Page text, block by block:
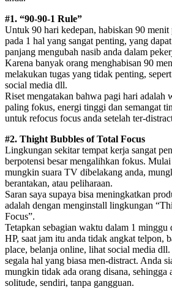
#1. “90-90-1 Rule”
Untuk 90 hari kedepan, habiskan 90 menit
pada 1 hal yang sangat penting, yang
panjang mengubah nasib anda dalam
Karena banyak orang menghabisan 90
melakukan tugas yang tidak penting,
social media dll.
Riset mengatakan bahwa pagi hari adalah
paling fokus, energi tinggi dan semangat
untuk refocus focus anda setelah ter-
#2. Thight Bubbles of Total Focus
Lingkungan sekitar tempat kerja sangat
berpotensi besar mengalihkan fokus.
mungkin suara TV dibelakang anda,
berantakan, atau peliharaan.
Saran saya supaya bisa meningkatkan
adalah dengan menginstall lingkungan
Focus”.
Tetapkan sebagian waktu dalam 1 minggu
HP, saat jam itu anda tidak angkat telpon,
place, belanja online, lihat social media
segala hal yang biasa men-distract. Anda
mungkin tidak ada orang disana, sehingga
solitude, sendiri, tanpa gangguan.